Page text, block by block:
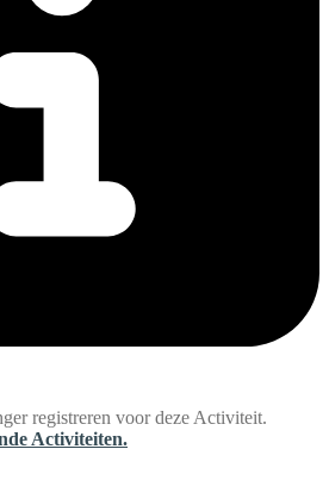
registreren voor deze Activiteit.
Activiteiten.